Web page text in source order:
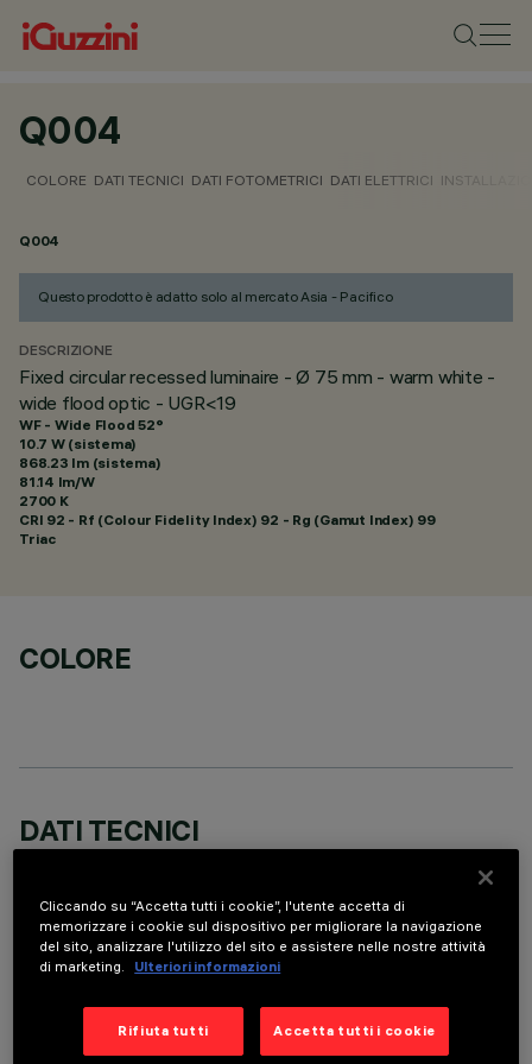
Q004
COLORE DATI TECNICI DATI FOTOMETRICI DATI ELETTRICI
Q004
Questo prodotto è adatto solo al mercato Asia - Pacifico
DESCRIZIONE
Fixed circular recessed luminaire - Ø 75 mm - warm white -
wide flood optic - UGR<19
WF - Wide Flood 52°
10.7 W (sistema)
868.23 lm (sistema)
81.14 lm/W
2700 K
CRI 92 - Rf (Colour Fidelity Index) 92 - Rg (Gamut Index) 99
Triac
COLORE
DATI TECNICI
DESCRIZIONE
Fixed round luminaire designed to use a LED lamp with C.O.B.
vacuum-metallised with aluminium vapours with an anti-
scratch protective layer. Die-cast aluminium body and
Cliccando su “Accetta tutti i cookie”, l'utente accetta di
memorizzare i cookie sul dispositivo per migliorare la navigazione
del sito, analizzare l'utilizzo del sito e assistere nelle nostre attività
di marketing.
Ulteriori informazioni
Rifiuta tutti Accetta tutti i cookie